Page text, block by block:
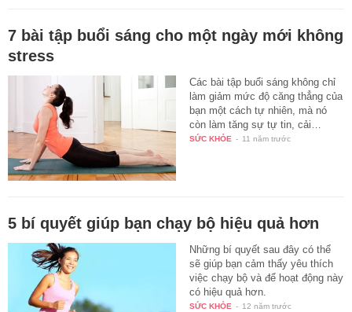
7 bài tập buổi sáng cho một ngày mới không
stress
Các bài tập buổi sáng không chỉ
làm giảm mức độ căng thẳng của
bạn một cách tự nhiên, mà nó
còn làm tăng sự tự tin, cải…
SỨC KHỎE - 11 năm trước
5 bí quyết giúp bạn chạy bộ hiệu quả hơn
Những bí quyết sau đây có thể
sẽ giúp bạn cảm thấy yêu thích
việc chạy bộ và để hoạt động này
có hiệu quả hơn.
SỨC KHỎE - 12 năm trước